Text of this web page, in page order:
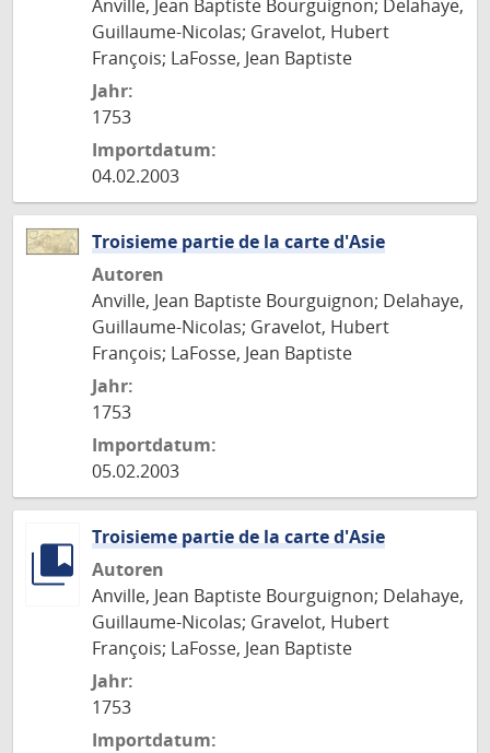
Anville, Jean Baptiste Bourguignon; Delahaye,
Guillaume-Nicolas; Gravelot, Hubert
François; LaFosse, Jean Baptiste
Jahr:
1753
Importdatum:
04.02.2003
Troisieme partie de la carte d'Asie
Autoren
Anville, Jean Baptiste Bourguignon; Delahaye,
Guillaume-Nicolas; Gravelot, Hubert
François; LaFosse, Jean Baptiste
Jahr:
1753
Importdatum:
05.02.2003
Troisieme partie de la carte d'Asie
Autoren
Anville, Jean Baptiste Bourguignon; Delahaye,
Guillaume-Nicolas; Gravelot, Hubert
François; LaFosse, Jean Baptiste
Jahr:
1753
Importdatum: